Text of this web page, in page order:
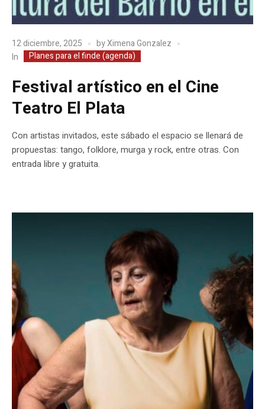
12 diciembre, 2025 byXimena Gonzalez
In
Planes para el finde (agenda)
Festival artístico en el Cine
Teatro El Plata
Con artistas invitados, este sábado el espacio se llenará de
propuestas: tango, folklore, murga y rock, entre otras. Con
entrada libre y gratuita.